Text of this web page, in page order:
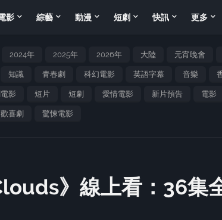
影 綜藝 動漫 短劇 快訊 更多
2024年 2025年 2026年 大陸 元宵晚會
知識 青春劇 科幻電影 英語字幕 音樂
影 短片 短劇 愛情電影 新片預告 電影
歡喜劇 驚悚電影
》線上看：36集